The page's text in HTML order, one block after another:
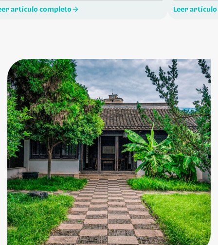
artículo completo Leer